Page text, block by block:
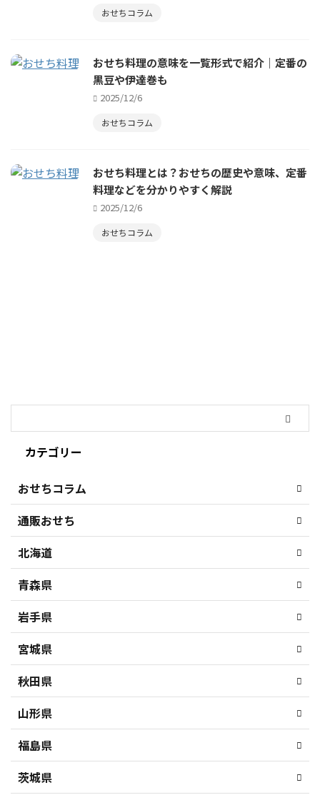
おせちコラム
おせち料理の意味を一覧形式で紹介｜定番の
黒豆や伊達巻も
2025/12/6
おせちコラム
おせち料理とは？おせちの歴史や意味、定番
料理などを分かりやすく解説
2025/12/6
おせちコラム
カテゴリー
おせちコラム
通販おせち
北海道
青森県
岩手県
宮城県
秋田県
山形県
福島県
茨城県